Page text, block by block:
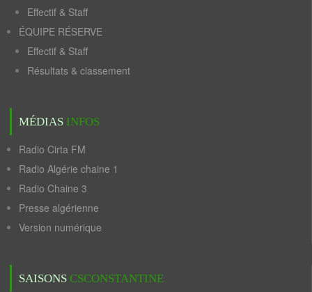
Effectif & Staff
ÉQUIPE RÉSERVE
Effectif & Staff
Résultats & classement
MÉDIAS INFOS
Radio Cirta FM
Radio Algérie chaine 1
Radio Chaine 3
Presse algérienne
Version numérique
SAISONS CSCONSTANTINE